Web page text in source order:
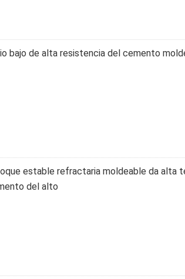
bajo de alta resistencia del cemento
estable refractaria moldeable da alta
del alto